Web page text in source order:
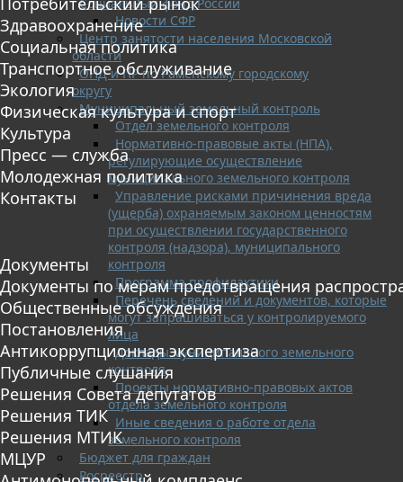
Новости СФР
Центр занятости населения Московской
области
ОНД и ПР по Раменскому городскому
округу
Муниципальный земельный контроль
Отдел земельного контроля
Нормативно-правовые акты (НПА),
регулирующие осуществление
муниципального земельного контроля
Управление рисками причинения вреда
(ущерба) охраняемым законом ценностям
при осуществлении государственного
контроля (надзора), муниципального
контроля
Программа профилактики
Перечень сведений и документов, которые
могут запрашиваться у контролируемого
лица
Доклады муниципального земельного
контроля
Проекты нормативно-правовых актов
отдела земельного контроля
Иные сведения о работе отдела
земельного контроля
Бюджет для граждан
Росреестр
Здравоохранение
Социальная политика
Транспортное обслуживание
Экология
Физическая культура и спорт
Культура
Пресс — служба
Молодежная политика
Контакты
Документы
Документы по мерам предотвращения
Общественные обсуждения
Постановления
Антикоррупционная экспертиза
Публичные слушания
Решения Совета депутатов
Решения ТИК
Решения МТИК
МЦУР